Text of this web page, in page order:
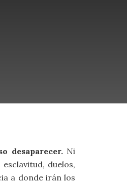
desaparecer.Ni
duelos,
a donde irán los